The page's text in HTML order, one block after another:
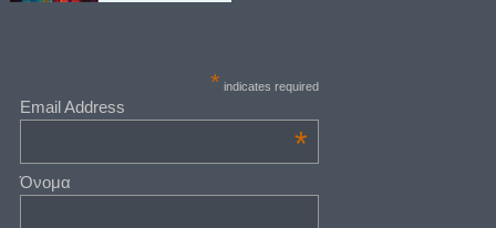
* indicates required
Email Address
*
Όνομα